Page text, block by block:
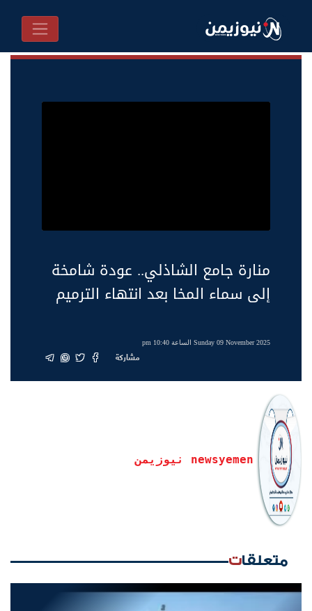
منارة جامع الشاذلي.. عودة شامخة
إلى سماء المخا بعد انتهاء الترميم
Sunday 09 November 2025 الساعة 10:40 pm
مشاركة
newsyemen نيوزيمن
متعلقات